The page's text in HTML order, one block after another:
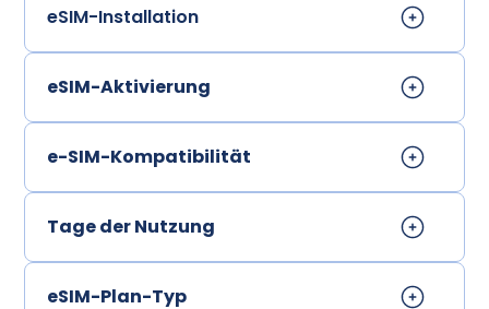
eSIM-Installation
eSIM-Aktivierung
e-SIM-Kompatibilität
Tage der Nutzung
eSIM-Plan-Typ